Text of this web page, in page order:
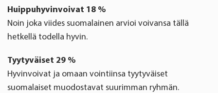
Huippuhyvinvoivat 18 %
Noin joka viides suomalainen arvioi voivansa tällä
hetkellä todella hyvin.
Tyytyväiset 29 %
Hyvinvoivat ja omaan vointiinsa tyytyväiset
suomalaiset muodostavat suurimman ryhmän.